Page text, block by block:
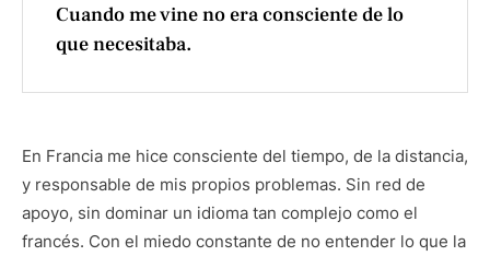
Cuando me vine no era consciente de lo
que necesitaba.
En Francia me hice consciente del tiempo, de la distancia,
y responsable de mis propios problemas. Sin red de
apoyo, sin dominar un idioma tan complejo como el
francés. Con el miedo constante de no entender lo que la